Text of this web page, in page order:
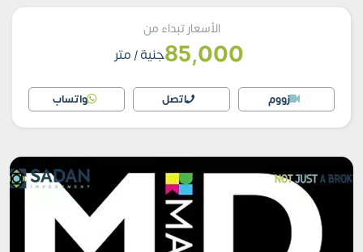
الأسعار تبداء من
85,000جنية/ متر
زووم اتصل واتساب